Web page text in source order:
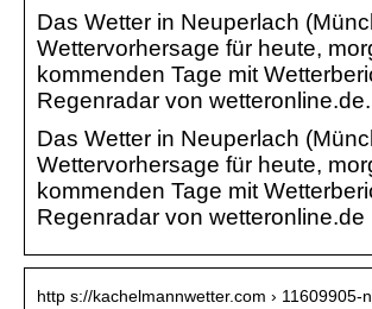
Das Wetter in Neuperlach
Wettervorhersage für heute,
kommenden Tage mit
Regenradar von wetteronline.de.
Das Wetter in Neuperlach
Wettervorhersage für heute,
kommenden Tage mit
Regenradar von wetteronline.de
http s://kachelmannwetter.com › 11609905-